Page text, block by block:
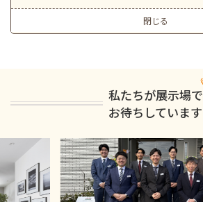
閉じる
私たちが展示場で
お待ちしています